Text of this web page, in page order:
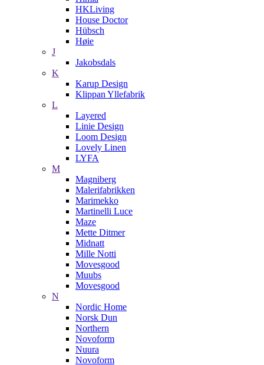
HKLiving
House Doctor
Hübsch
Høie
J
Jakobsdals
K
Karup Design
Klippan Yllefabrik
L
Layered
Linie Design
Loom Design
Lovely Linen
LYFA
M
Magniberg
Malerifabrikken
Marimekko
Martinelli Luce
Maze
Mette Ditmer
Midnatt
Mille Notti
Movesgood
Muubs
Movesgood
N
Nordic Home
Norsk Dun
Northern
Novoform
Nuura
Novoform